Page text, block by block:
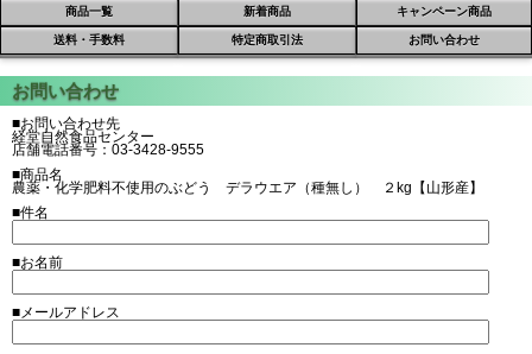
商品一覧 新着商品 キャンペーン商品
送料・手数料 特定商取引法 お問い合わせ
■お問い合わせ先
経堂自然食品センター
店舗電話番号：03-3428-9555
■商品名
農薬・化学肥料不使用のぶどう デラウエア（種無し） ２kg【山形産】
■件名
■お名前
■メールアドレス